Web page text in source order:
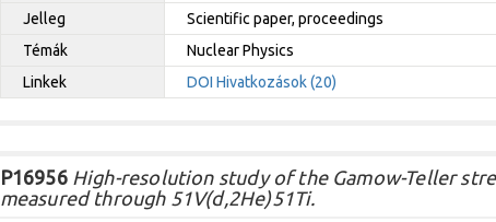
Jelleg
Scientific paper, proceedings
Témák
Nuclear Physics
Linkek
DOI Hivatkozások (20)
P16956High-resolution study of the Gamow-Teller
measured through 51V(d,2He)51Ti.